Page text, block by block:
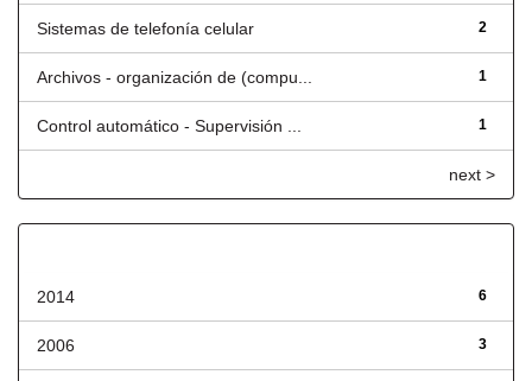
2
Sistemas de telefonía celular
1
Archivos - organización de (compu...
1
Control automático - Supervisión ...
next >
6
2014
3
2006